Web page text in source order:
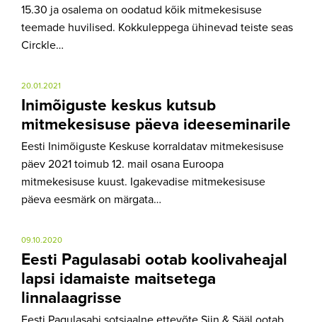
15.30 ja osalema on oodatud kõik mitmekesisuse
teemade huvilised. Kokkuleppega ühinevad teiste seas
Circkle…
20.01.2021
Inimõiguste keskus kutsub
mitmekesisuse päeva ideeseminarile
Eesti Inimõiguste Keskuse korraldatav mitmekesisuse
päev 2021 toimub 12. mail osana Euroopa
mitmekesisuse kuust. Igakevadise mitmekesisuse
päeva eesmärk on märgata…
09.10.2020
Eesti Pagulasabi ootab koolivaheajal
lapsi idamaiste maitsetega
linnalaagrisse